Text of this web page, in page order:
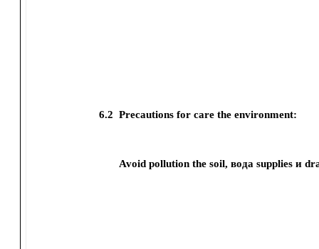
6.2 Precautions for care the environment:
Avoid pollution the soil, вода supplies и